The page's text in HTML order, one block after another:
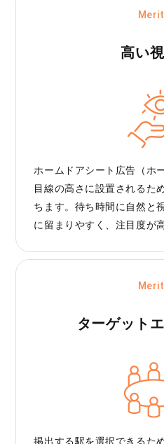
高い
ホームドアシート広告（ホ
目線の高さに設置されるた
ちます。待ち時間に自然と
に留まりやすく、注目度が
ターゲット
掲出する駅を選択できるた